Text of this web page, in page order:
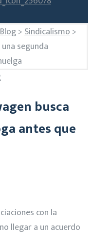
Blog>Sindicalismo>
segunda
busca
antes que
con la
llegar a un acuerdo